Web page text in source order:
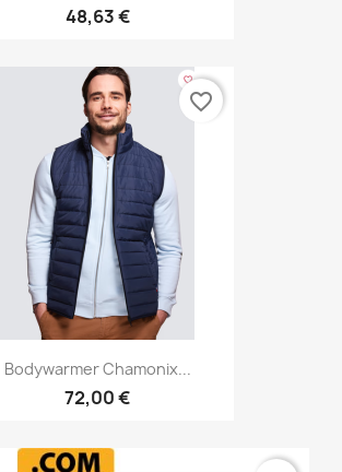
48,63 €
Bodywarmer Chamonix...
72,00 €
favorite_border